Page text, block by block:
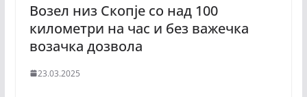
Возел низ Скопје со над 100
километри на час и без важечка
возачка дозвола
23.03.2025